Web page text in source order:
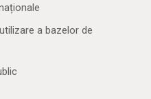
a bazelor de